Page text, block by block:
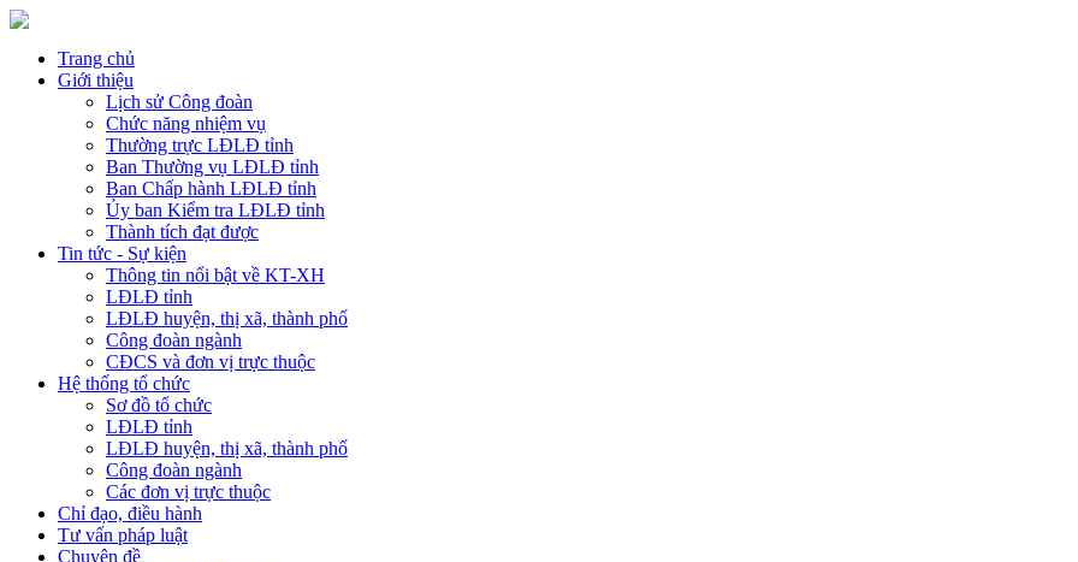
Trang chủ
Giới thiệu
Lịch sử Công đoàn
Chức năng nhiệm vụ
Thường trực LĐLĐ tỉnh
Ban Thường vụ LĐLĐ tỉnh
Ban Chấp hành LĐLĐ tỉnh
Ủy ban Kiểm tra LĐLĐ tỉnh
Thành tích đạt được
Tin tức - Sự kiện
Thông tin nổi bật về KT-XH
LĐLĐ tỉnh
LĐLĐ huyện, thị xã, thành phố
Công đoàn ngành
CĐCS và đơn vị trực thuộc
Hệ thống tổ chức
Sơ đồ tổ chức
LĐLĐ tỉnh
LĐLĐ huyện, thị xã, thành phố
Công đoàn ngành
Các đơn vị trực thuộc
Chỉ đạo, điều hành
Tư vấn pháp luật
Chuyên đề